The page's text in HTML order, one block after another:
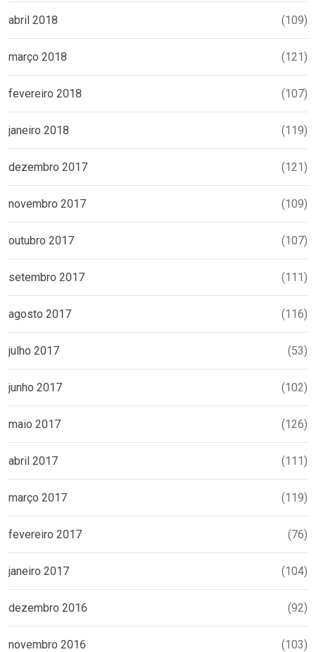
abril 2018 (109)
março 2018 (121)
fevereiro 2018 (107)
janeiro 2018 (119)
dezembro 2017 (121)
novembro 2017 (109)
outubro 2017 (107)
setembro 2017 (111)
agosto 2017 (116)
julho 2017 (53)
junho 2017 (102)
maio 2017 (126)
abril 2017 (111)
março 2017 (119)
fevereiro 2017 (76)
janeiro 2017 (104)
dezembro 2016 (92)
novembro 2016 (103)